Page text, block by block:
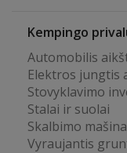
Kempingo
Automobilis
Elektros jungtis
Stovyklavimo
Stalai ir suolai
Skalbimo mašina
Vyraujantis